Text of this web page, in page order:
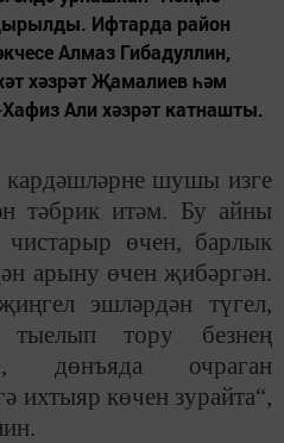
Ифтарда район
Алмаз Гибадуллин,
хәзрәт Җамалиев һәм
Али хәзрәт катнашты.
шушы изге
тәбрик итәм. Бу айны
чистарыр өчен, барлык
арыну өчен җибәргән.
эшләрдән түгел,
тору безнең
дөнъяда очраган
ихтыяр көчен зурайта“,